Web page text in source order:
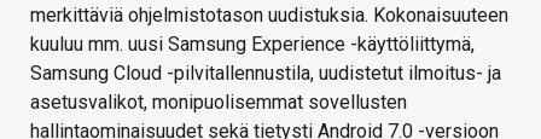
merkittäviä ohjelmistotason uudistuksia. Kokonaisuuteen
kuuluu mm. uusi Samsung Experience -käyttöliittymä,
Samsung Cloud -pilvitallennustila, uudistetut ilmoitus- ja
asetusvalikot, monipuolisemmat sovellusten
hallintaominaisuudet sekä tietysti Android 7.0 -versioon